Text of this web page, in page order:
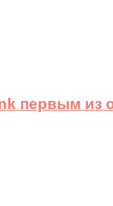
первым из